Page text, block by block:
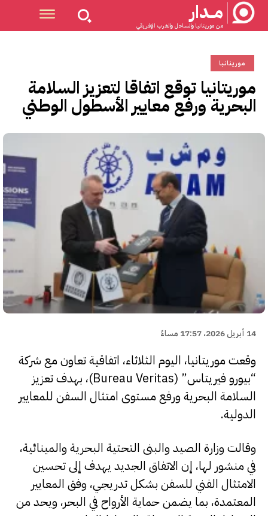
مــدار
من موريتانيا والساحل والغرب الإفريقي
موريتانيا
موريتانيا توقع اتفاقا لتعزيز السلامة
البحرية ورفع معايير الأسطول الوطني
14 أبريل 2026، 17:57 مساءً
وقعت موريتانيا، اليوم الثلاثاء، اتفاقية تعاون مع شركة
“بيورو فيريتاس” (Bureau Veritas)، بهدف تعزيز
السلامة البحرية ورفع مستوى امتثال السفن للمعايير
الدولية.
وقالت وزارة الصيد والبنى التحتية البحرية والمينائية،
في منشور لها، إن الاتفاق الجديد يهدف إلى تحسين
الامتثال الفني للسفن بشكل تدريجي، وفق المعايير
المعتمدة، بما يضمن حماية الأرواح في البحر، ويحد من